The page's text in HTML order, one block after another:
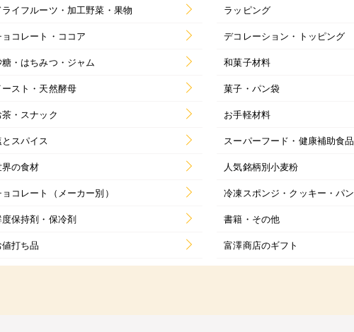
ライフルーツ・加工野菜・果物
ラッピング
コレート・ココア
デコレーション・トッピング
・はちみつ・ジャム
和菓子材料
ースト・天然酵母
菓子・パン袋
茶・スナック
お手軽材料
スパイス
スーパーフード・健康補助食品
の食材
人気銘柄別小麦粉
コレート（メーカー別）
冷凍スポンジ・クッキー・パン
保持剤・保冷剤
書籍・その他
値打ち品 富澤商店のギフト